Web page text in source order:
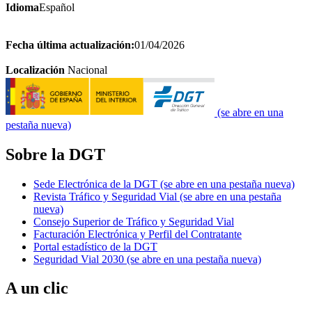
IdiomaEspañol
Fecha última actualización:01/04/2026
Localización Nacional
(se abre en una
pestaña nueva)
Sobre la DGT
Sede Electrónica de la DGT (se abre en una pestaña nueva)
Revista Tráfico y Seguridad Vial (se abre en una pestaña
nueva)
Consejo Superior de Tráfico y Seguridad Vial
Facturación Electrónica y Perfil del Contratante
Portal estadístico de la DGT
Seguridad Vial 2030 (se abre en una pestaña nueva)
A un clic